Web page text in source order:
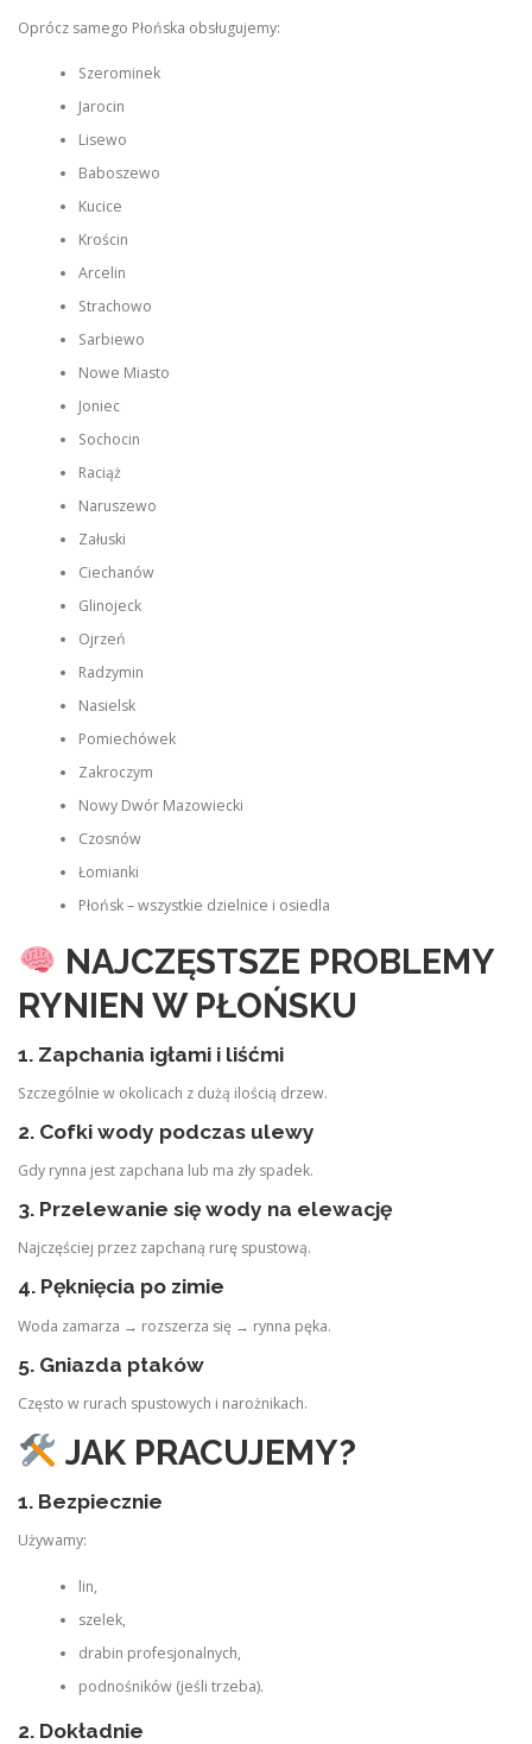
Oprócz samego Płońska obsługujemy:
Szerominek
Jarocin
Lisewo
Baboszewo
Kucice
Krościn
Arcelin
Strachowo
Sarbiewo
Nowe Miasto
Joniec
Sochocin
Raciąż
Naruszewo
Załuski
Ciechanów
Glinojeck
Ojrzeń
Radzymin
Nasielsk
Pomiechówek
Zakroczym
Nowy Dwór Mazowiecki
Czosnów
Łomianki
Płońsk – wszystkie dzielnice i osiedla
NAJCZĘSTSZE PROBLEMY
RYNIEN W PŁOŃSKU
1. Zapchania igłami i liśćmi
Szczególnie w okolicach z dużą ilością drzew.
2. Cofki wody podczas ulewy
Gdy rynna jest zapchana lub ma zły spadek.
3. Przelewanie się wody na elewację
Najczęściej przez zapchaną rurę spustową.
4. Pęknięcia po zimie
Woda zamarza → rozszerza się → rynna pęka.
5. Gniazda ptaków
Często w rurach spustowych i narożnikach.
JAK PRACUJEMY?
1. Bezpiecznie
Używamy:
lin,
szelek,
drabin profesjonalnych,
podnośników (jeśli trzeba).
2. Dokładnie